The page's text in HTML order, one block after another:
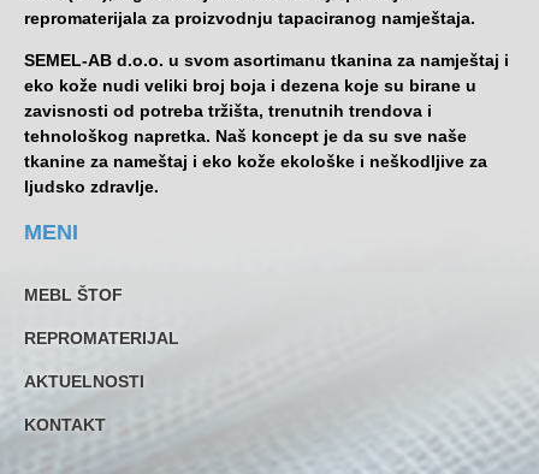
repromaterijala za proizvodnju tapaciranog namještaja.
SEMEL-AB d.o.o. u svom asortimanu tkanina za namještaj i
eko kože nudi veliki broj boja i dezena koje su birane u
zavisnosti od potreba tržišta, trenutnih trendova i
tehnološkog napretka. Naš koncept je da su sve naše
tkanine za nameštaj i eko kože ekološke i neškodljive za
ljudsko zdravlje.
MENI
MEBL ŠTOF
REPROMATERIJAL
AKTUELNOSTI
KONTAKT